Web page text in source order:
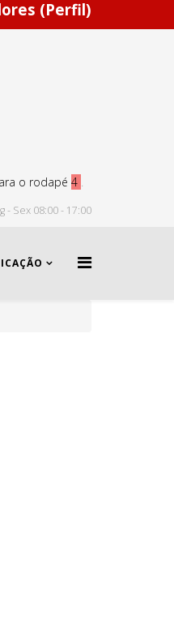
(Perfil)
o rodapé 4 .
- Sex 08:00 - 17:00